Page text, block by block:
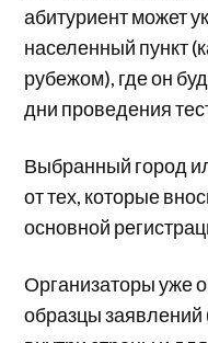
абитуриент может
населенный пункт
рубежом), где он
дни проведения
Выбранный город
от тех, которые
основной
Организаторы уже
образцы заявлений